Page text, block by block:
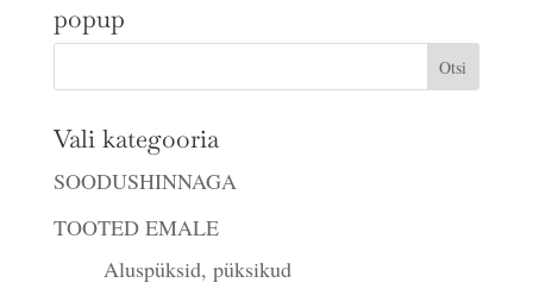
popup
Vali kategooria
SOODUSHINNAGA
TOOTED EMALE
Aluspüksid, püksikud